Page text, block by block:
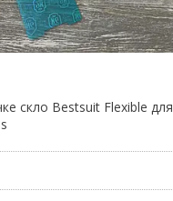
скло Bestsuit Flexible для